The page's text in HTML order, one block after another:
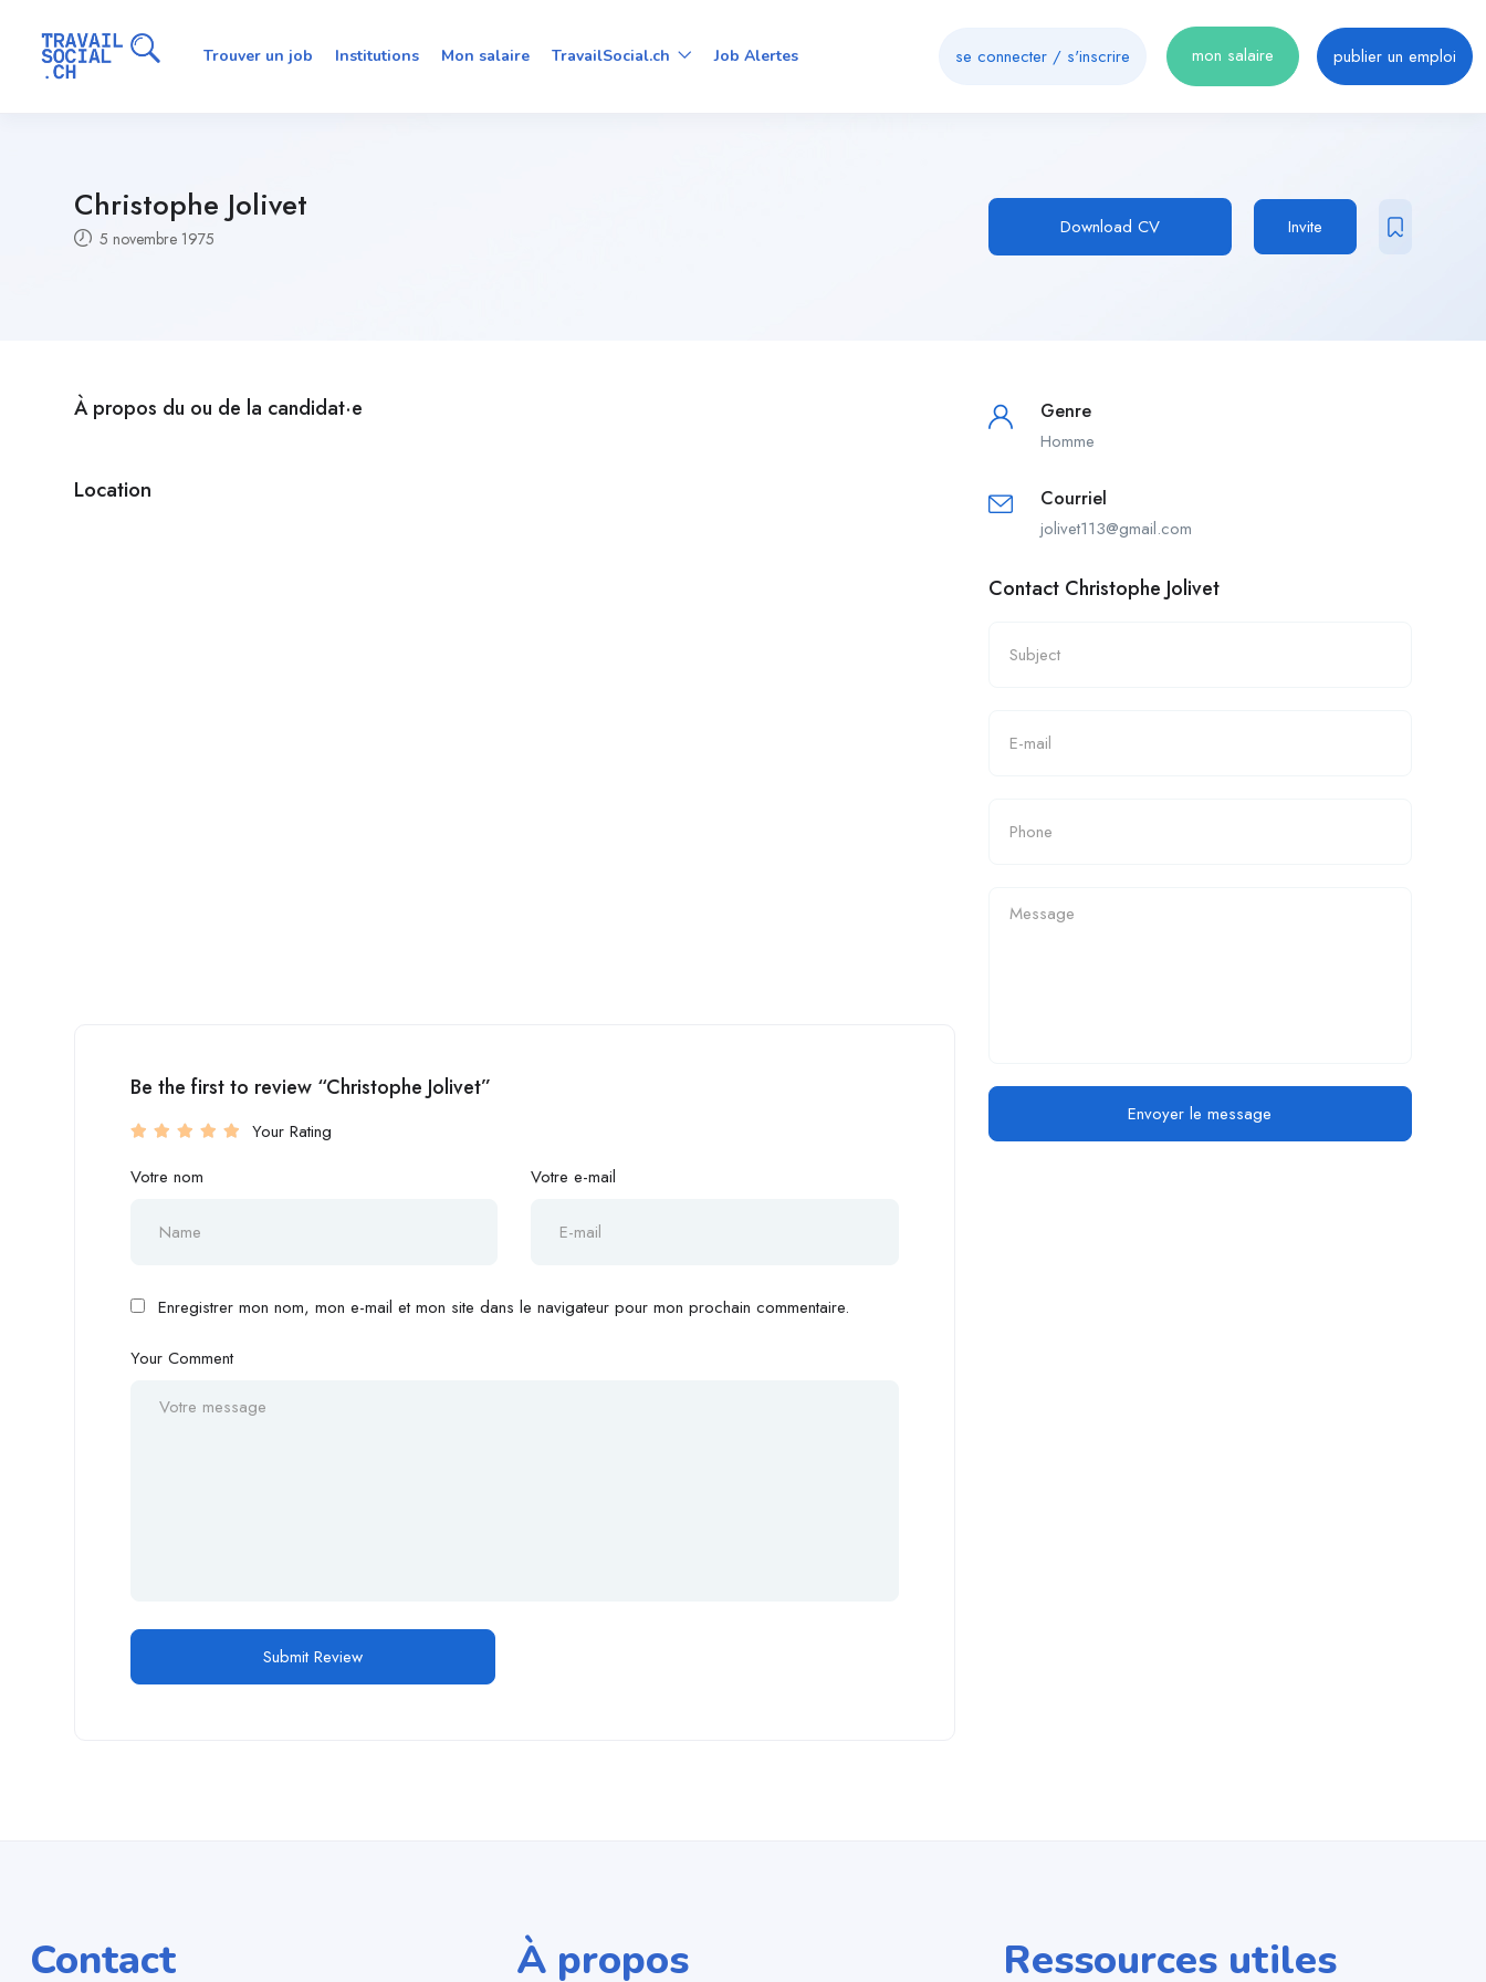
Trouver un job Institutions Mon salaire TravailSocial.ch Job Alertes se connecter / s'inscrire mon salaire publier un emploi
Christophe Jolivet
5 novembre 1975 Download CV Invite
À propos du ou de la candidat·e
Location
Be the first to review “Christophe Jolivet”
Your Rating
Votre nom
Votre e-mail
Enregistrer mon nom, mon e-mail et mon site dans le navigateur pour mon prochain commentaire.
Your Comment
Genre
Homme
Courriel
jolivet113@gmail.com
Contact Christophe Jolivet
Envoyer le message
Contact À propos Ressources utiles